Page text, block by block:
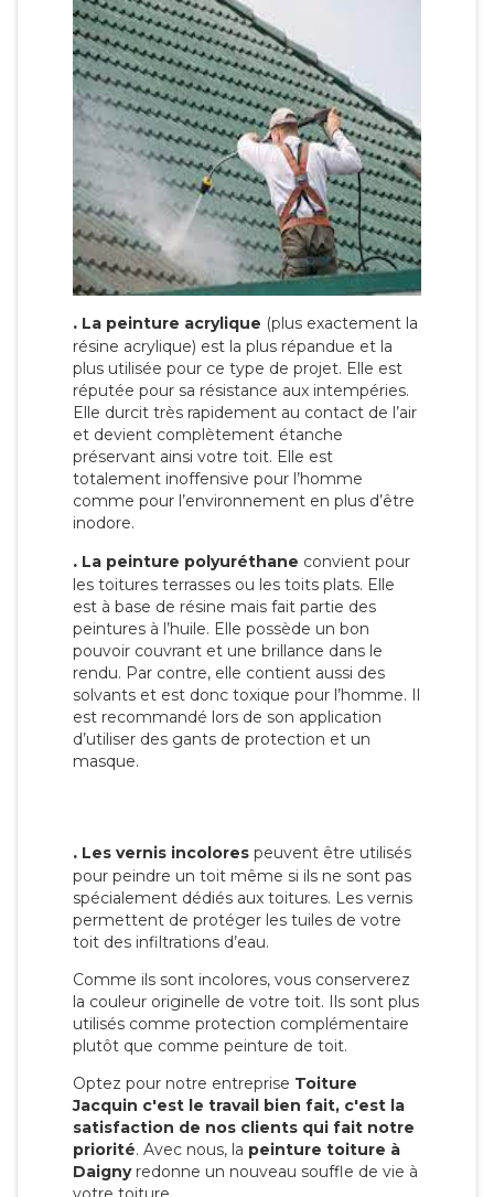
. La peinture acrylique (plus exactement la
résine acrylique) est la plus répandue et la
plus utilisée pour ce type de projet. Elle est
réputée pour sa résistance aux intempéries.
Elle durcit très rapidement au contact de l’air
et devient complètement étanche
préservant ainsi votre toit. Elle est
totalement inoffensive pour l’homme
comme pour l’environnement en plus d’être
inodore.
. La peinture polyuréthane convient pour
les toitures terrasses ou les toits plats. Elle
est à base de résine mais fait partie des
peintures à l’huile. Elle possède un bon
pouvoir couvrant et une brillance dans le
rendu. Par contre, elle contient aussi des
solvants et est donc toxique pour l’homme. Il
est recommandé lors de son application
d’utiliser des gants de protection et un
masque.
. Les vernis incolores peuvent être utilisés
pour peindre un toit même si ils ne sont pas
spécialement dédiés aux toitures. Les vernis
permettent de protéger les tuiles de votre
toit des infiltrations d’eau.
Comme ils sont incolores, vous conserverez
la couleur originelle de votre toit. Ils sont plus
utilisés comme protection complémentaire
plutôt que comme peinture de toit.
Optez pour notre entreprise Toiture
Jacquin c'est le travail bien fait, c'est la
satisfaction de nos clients qui fait notre
priorité. Avec nous, la peinture toiture à
Daignyredonne un nouveau souffle de vie à